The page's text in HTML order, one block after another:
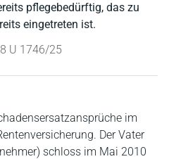
pflegebedürftig, das zu
eingetreten ist.
U 1746/25
im
Der Vater
schloss im Mai 2010